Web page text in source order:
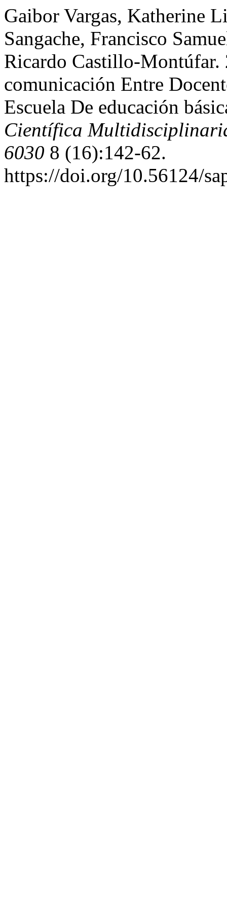
Gaibor Vargas, Katherine
Sangache, Francisco
Ricardo Castillo-
comunicación Entre
Escuela De educación
Científica
6030 8 (16):142-62.
https://doi.org/10.56124/